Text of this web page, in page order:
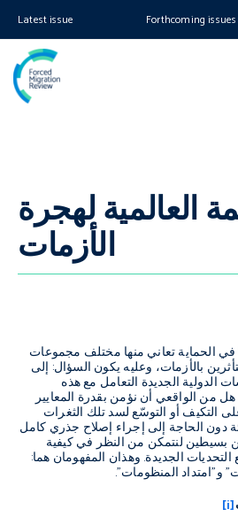
Latest issue Forthcoming issues
العالمية لهجرة
الأزمات
في الحماية تعاني منها مختلف مجموعات
بالأزمات، وعليه يكون السؤال: إلى
الجديدة التعامل مع هذه
من الواقعي أن نؤمن بقدرة المعايير
التكيف أو التوسّع لسد تلك الثغرات
دون الحاجة إلى إجراء إصلاح جذري كامل
بسيطين لنتمكن من النظر في كيفية
الجديدة. وهذان المفهومان هما:
و"امتداد المنظومات".
[i]